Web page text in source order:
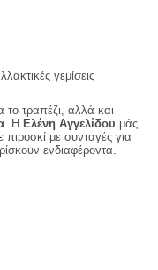
το τραπέζι, αλλά και
. Η Ελένη Αγγελίδου μάς
πιροσκί με συνταγές για
ενδιαφέροντα.